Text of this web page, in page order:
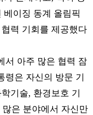
베이징 동계 올림픽
력 기회를 제공했다
서 아주 많은 협력 잠
은 자신의 방문 기
기술, 환경보호 기
은 분야에서 자신만